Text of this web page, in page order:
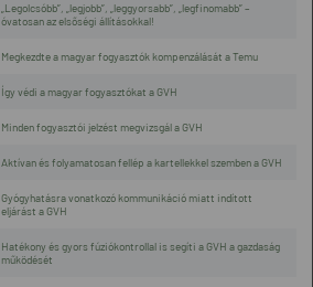
„Legolcsóbb”, „legjobb”, „leggyorsabb”, „legfinomabb” –
óvatosan az elsőségi állításokkal!
Megkezdte a magyar fogyasztók kompenzálását a Temu
Így védi a magyar fogyasztókat a GVH
Minden fogyasztói jelzést megvizsgál a GVH
Aktívan és folyamatosan fellép a kartellekkel szemben a GVH
Gyógyhatásra vonatkozó kommunikáció miatt indított
eljárást a GVH
Hatékony és gyors fúziókontrollal is segíti a GVH a gazdaság
működését